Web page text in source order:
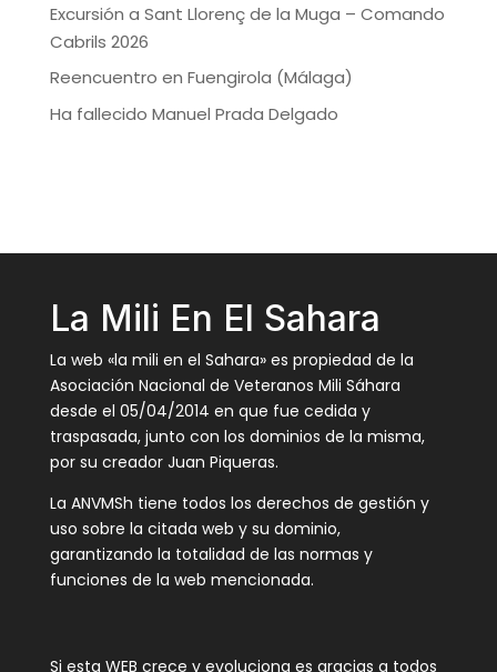
Excursión a Sant Llorenç de la Muga – Comando
Cabrils 2026
Reencuentro en Fuengirola (Málaga)
Ha fallecido Manuel Prada Delgado
La Mili En El Sahara
La web «la mili en el Sahara» es propiedad de la
Asociación Nacional de Veteranos Mili Sáhara
desde el 05/04/2014 en que fue cedida y
traspasada, junto con los dominios de la misma,
por su creador Juan Piqueras.
La ANVMSh tiene todos los derechos de gestión y
uso sobre la citada web y su dominio,
garantizando la totalidad de las normas y
funciones de la web mencionada.
Si esta WEB crece y evoluciona es gracias a todos